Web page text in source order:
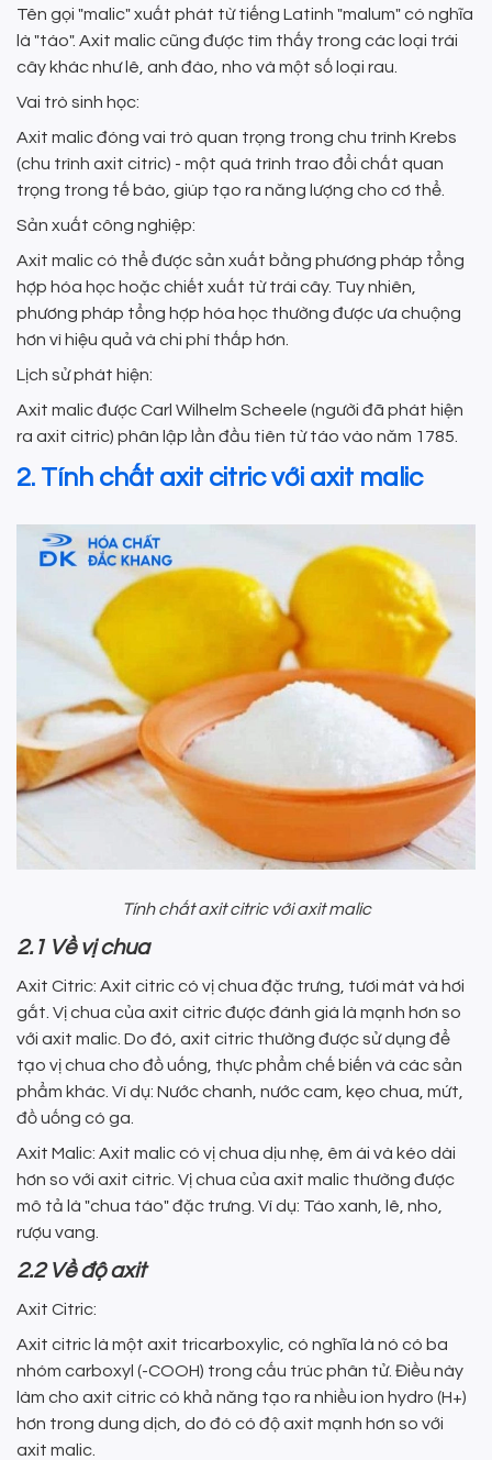
Tên gọi "malic" xuất phát từ tiếng Latinh "malum" có nghĩa
là "táo". Axit malic cũng được tìm thấy trong các loại trái
cây khác như lê, anh đào, nho và một số loại rau.
Vai trò sinh học:
Axit malic đóng vai trò quan trọng trong chu trình Krebs
(chu trình axit citric) - một quá trình trao đổi chất quan
trọng trong tế bào, giúp tạo ra năng lượng cho cơ thể.
Sản xuất công nghiệp:
Axit malic có thể được sản xuất bằng phương pháp tổng
hợp hóa học hoặc chiết xuất từ trái cây. Tuy nhiên,
phương pháp tổng hợp hóa học thường được ưa chuộng
hơn vì hiệu quả và chi phí thấp hơn.
Lịch sử phát hiện:
Axit malic được Carl Wilhelm Scheele (người đã phát hiện
ra axit citric) phân lập lần đầu tiên từ táo vào năm 1785.
2. Tính chất axit citric với axit malic
Tính chất axit citric với axit malic
2.1 Về vị chua
Axit Citric: Axit citric có vị chua đặc trưng, tươi mát và hơi
gắt. Vị chua của axit citric được đánh giá là mạnh hơn so
với axit malic. Do đó, axit citric thường được sử dụng để
tạo vị chua cho đồ uống, thực phẩm chế biến và các sản
phẩm khác. Ví dụ: Nước chanh, nước cam, kẹo chua, mứt,
đồ uống có ga.
Axit Malic: Axit malic có vị chua dịu nhẹ, êm ái và kéo dài
hơn so với axit citric. Vị chua của axit malic thường được
mô tả là "chua táo" đặc trưng. Ví dụ: Táo xanh, lê, nho,
rượu vang.
2.2 Về độ axit
Axit Citric:
Axit citric là một axit tricarboxylic, có nghĩa là nó có ba
nhóm carboxyl (-COOH) trong cấu trúc phân tử. Điều này
làm cho axit citric có khả năng tạo ra nhiều ion hydro (H+)
hơn trong dung dịch, do đó có độ axit mạnh hơn so với
axit malic.